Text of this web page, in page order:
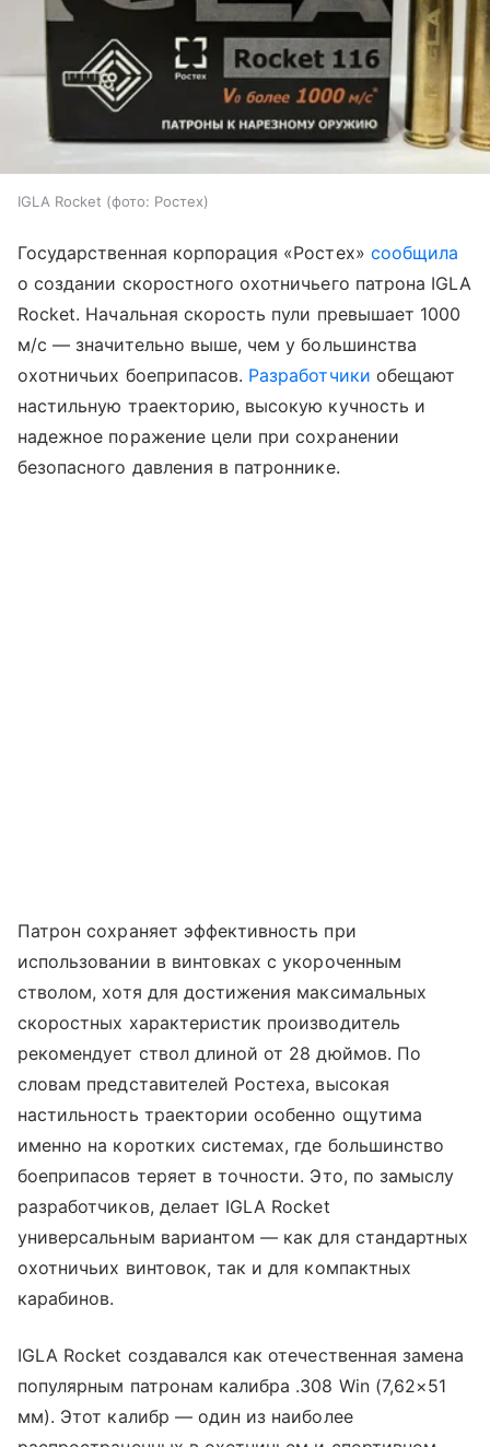
IGLA Rocket (фото: Ростех)
Государственная корпорация «Ростех» сообщила
о создании скоростного охотничьего патрона IGLA
Rocket. Начальная скорость пули превышает 1000
м/с — значительно выше, чем у большинства
охотничьих боеприпасов. Разработчики обещают
настильную траекторию, высокую кучность и
надежное поражение цели при сохранении
безопасного давления в патроннике.
Патрон сохраняет эффективность при
использовании в винтовках с укороченным
стволом, хотя для достижения максимальных
скоростных характеристик производитель
рекомендует ствол длиной от 28 дюймов. По
словам представителей Ростеха, высокая
настильность траектории особенно ощутима
именно на коротких системах, где большинство
боеприпасов теряет в точности. Это, по замыслу
разработчиков, делает IGLA Rocket
универсальным вариантом — как для стандартных
охотничьих винтовок, так и для компактных
карабинов.
IGLA Rocket создавался как отечественная замена
популярным патронам калибра .308 Win (7,62×51
мм). Этот калибр — один из наиболее